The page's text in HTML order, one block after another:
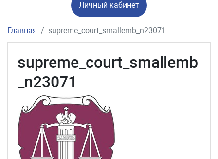
Личный кабинет
Главная supreme_court_smallemb_n23071
supreme_court_smallemb
_n23071